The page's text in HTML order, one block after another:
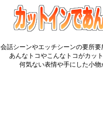
会話シーンやエッチシーンの要所要
あんなトコやこんなトコがカッ
何気ない表情や手にした小